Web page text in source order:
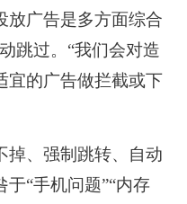
放广告是多方面综合
跳过。“我们会对造
宜的广告做拦截或下
、强制跳转、自动
“手机问题”“内存